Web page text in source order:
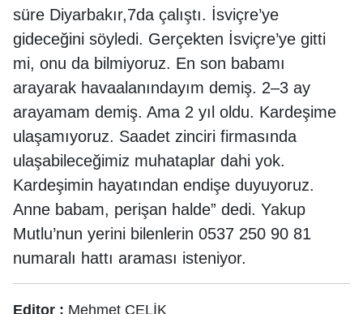
süre Diyarbakır,7da çalıştı. İsviçre’ye
gideceğini söyledi. Gerçekten İsviçre’ye gitti
mi, onu da bilmiyoruz. En son babamı
arayarak havaalanındayım demiş. 2–3 ay
arayamam demiş. Ama 2 yıl oldu. Kardeşime
ulaşamıyoruz. Saadet zinciri firmasında
ulaşabileceğimiz muhataplar dahi yok.
Kardeşimin hayatından endişe duyuyoruz.
Anne babam, perişan halde” dedi. Yakup
Mutlu’nun yerini bilenlerin 0537 250 90 81
numaralı hattı araması isteniyor.
Editor : Mehmet ÇELİK